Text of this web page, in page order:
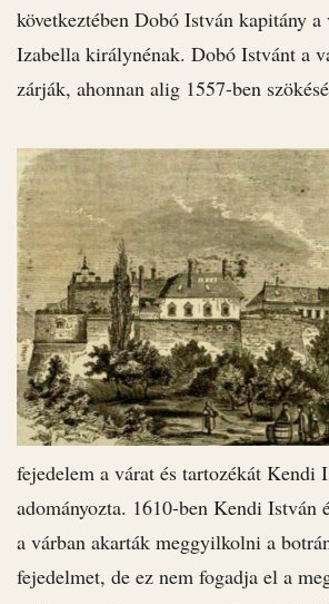
következtében Dobó István kapitány a
Izabella királynénak. Dobó Istvánt a
zárják, ahonnan alig 1557-ben
fejedelem a várat és tartozékát Kendi
adományozta. 1610-ben Kendi István
a várban akarták meggyilkolni a
fejedelmet, de ez nem fogadja el a